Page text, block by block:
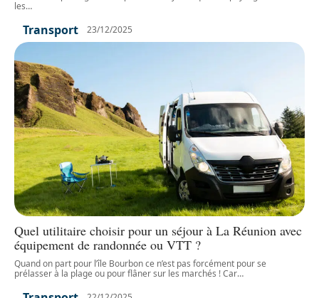
les…
Transport 23/12/2025
Quel utilitaire choisir pour un séjour à La Réunion avec
équipement de randonnée ou VTT ?
Quand on part pour l’île Bourbon ce n’est pas forcément pour se
prélasser à la plage ou pour flâner sur les marchés ! Car…